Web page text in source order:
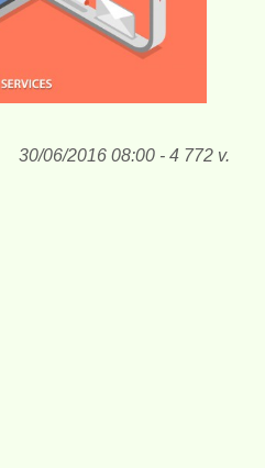
30/06/2016 08:00 - 4 772 v.